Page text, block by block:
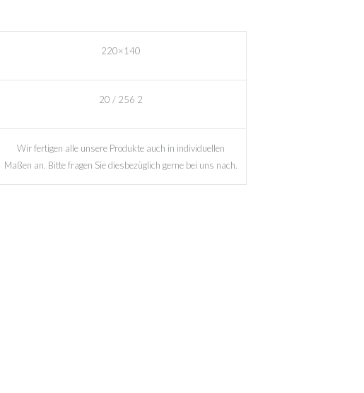
220×140
20 / 256 2
Wir fertigen alle unsere Produkte auch in individuellen
Maßen an. Bitte fragen Sie diesbezüglich gerne bei uns nach.